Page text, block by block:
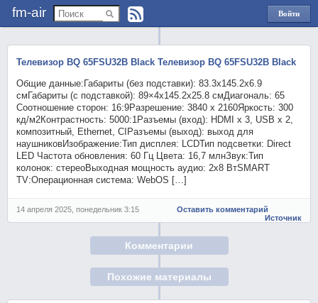
fm-air
Войти
через
Телевизор BQ 65FSU32B Black Телевизор BQ 65FSU32B Black
Общие данные:Габариты (без подставки): 83.3х145.2х6.9
смГабариты (с подставкой): 89×4х145.2х25.8 смДиагональ: 65
Соотношение сторон: 16:9Разрешение: 3840 x 2160Яркость: 300
кд/м2Контрастность: 5000:1Разъемы (вход): HDMI х 3, USB х 2,
композитный, Ethernet, CIРазъемы (выход): выход для
наушниковИзображение:Тип дисплея: LCDТип подсветки: Direct
LED Частота обновления: 60 Гц Цвета: 16,7 млнЗвук:Тип
колонок: стереоВыходная мощность аудио: 2х8 ВтSMART
TV:Операционная система: WebOS […]
14 апреля 2025, понедельник 3:15
Оставить комментарий
Источник
Комментарии
Похожие материалы